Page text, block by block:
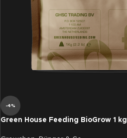
-4%
Green House Feeding BioGrow 1 kg